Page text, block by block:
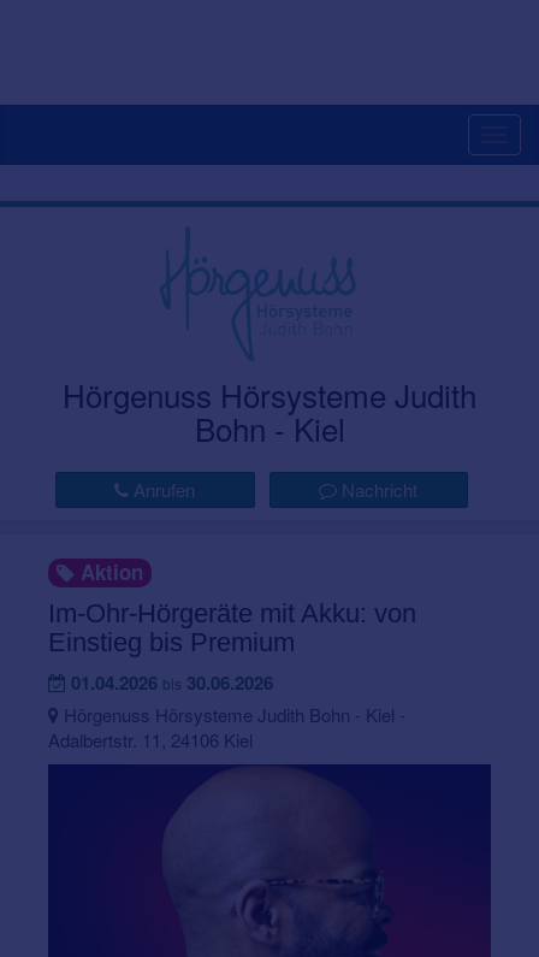
Hörgenuss Hörsysteme Judith
Bohn - Kiel
Anrufen Nachricht
Aktion
Im-Ohr-Hörgeräte mit Akku: von
Einstieg bis Premium
01.04.2026 bis 30.06.2026
Hörgenuss Hörsysteme Judith Bohn - Kiel -
Adalbertstr. 11, 24106 Kiel